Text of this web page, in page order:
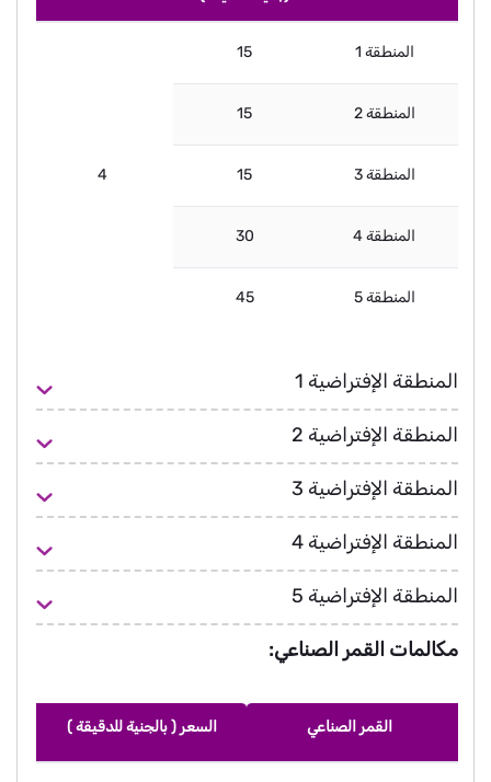
المنطقة 1 15
4
المنطقة 2 15
المنطقة 3 15
المنطقة 4 30
المنطقة 5 45
المنطقة الإفتراضية 1
المنطقة الإفتراضية 2
المنطقة الإفتراضية 3
المنطقة الإفتراضية 4
المنطقة الإفتراضية 5
مكالمات القمر الصناعي:
القمر الصناعي السعر ( بالجنية للدقيقة )